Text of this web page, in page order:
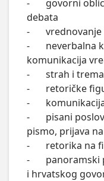
-	govorni oblici; zdravica, govor s tezom,
debata
-	vrednovanje govora
-	neverbalna komunikacija (gesta, mimika,
komunikacija
-	strah i trema u javnome nastupu
-	retoričke figure
-	komunikacija u razrednom okružju
-	pisani poslovni oblici (životopis, poslovno
pismo, prijava
-	retorika na filmu
-	panoramski pogled na povijest svjetskoga
i hrvatskog